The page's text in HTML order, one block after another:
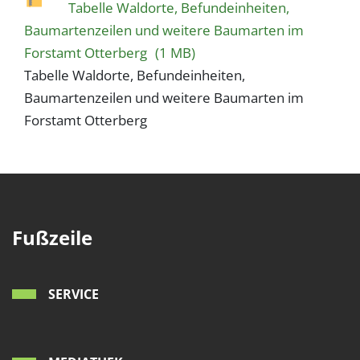
Tabelle Waldorte, Befundeinheiten,
Baumartenzeilen und weitere Baumarten im
Forstamt Otterberg (1 MB)
Tabelle Waldorte, Befundeinheiten,
Baumartenzeilen und weitere Baumarten im
Forstamt Otterberg
Fußzeile
SERVICE
EXTERNE MEDIEN
Um Inhalte von Videoplattformen und Social Media
diesen externen Medien Cookies gesetzt.